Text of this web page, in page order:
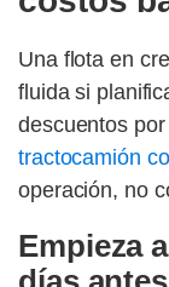
Una flota en
fluida si
descuentos
tractocamión
operación, no
Empieza